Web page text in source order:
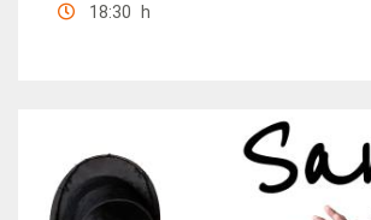
18:30 h